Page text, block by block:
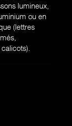
lumineux,
ou en
(lettres